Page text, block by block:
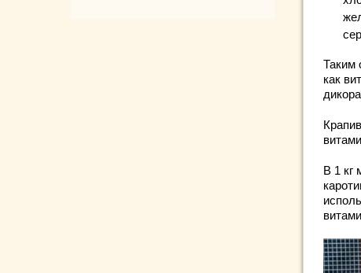
Таким
как
В 1 кг